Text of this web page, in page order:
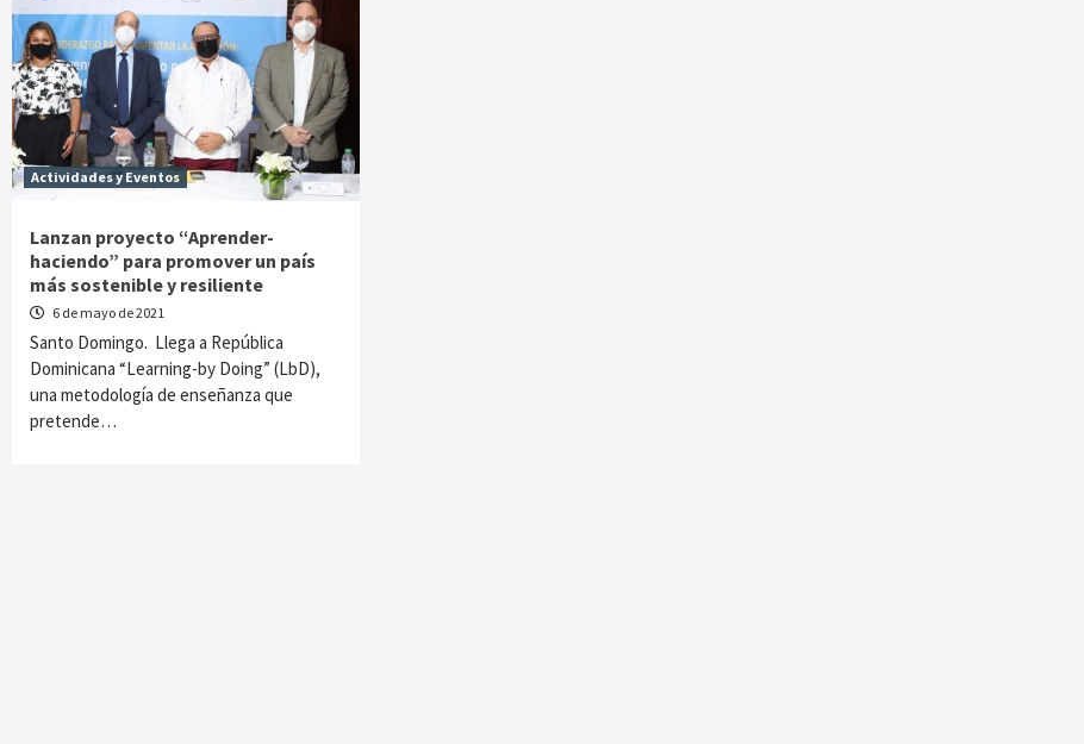
Actividades y Eventos
Lanzan proyecto “Aprender-
haciendo” para promover un país
más sostenible y resiliente
6 de mayo de 2021
Santo Domingo. Llega a República
Dominicana “Learning-by Doing” (LbD),
una metodología de enseñanza que
pretende…